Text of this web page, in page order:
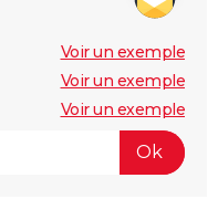
Voir un exemple
Voir un exemple
Voir un exemple